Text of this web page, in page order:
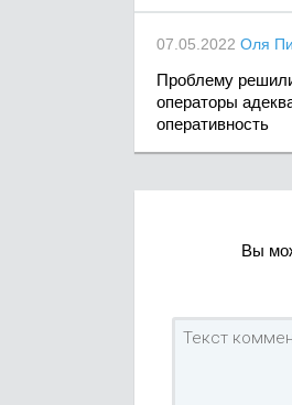
07.05.2022 Оля
Проблему
операторы
оперативность
Вы